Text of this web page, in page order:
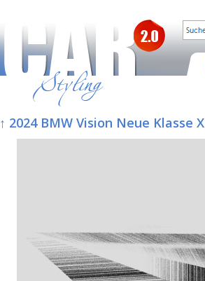
↑ 2024 BMW Vision Neue Klasse X